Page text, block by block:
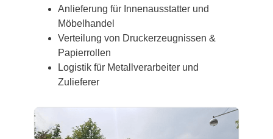
Anlieferung für Innenausstatter und
Möbelhandel
Verteilung von Druckerzeugnissen &
Papierrollen
Logistik für Metallverarbeiter und
Zulieferer